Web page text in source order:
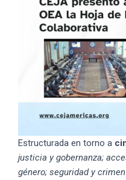
Estructurada en torno a
justicia y gobernanza;
género; seguridad y